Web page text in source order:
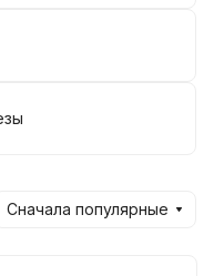
Сначала популярные